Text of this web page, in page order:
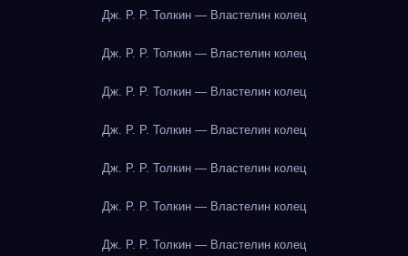
Дж. Р. Р. Толкин — Властелин колец
Дж. Р. Р. Толкин — Властелин колец
Дж. Р. Р. Толкин — Властелин колец
Дж. Р. Р. Толкин — Властелин колец
Дж. Р. Р. Толкин — Властелин колец
Дж. Р. Р. Толкин — Властелин колец
Дж. Р. Р. Толкин — Властелин колец